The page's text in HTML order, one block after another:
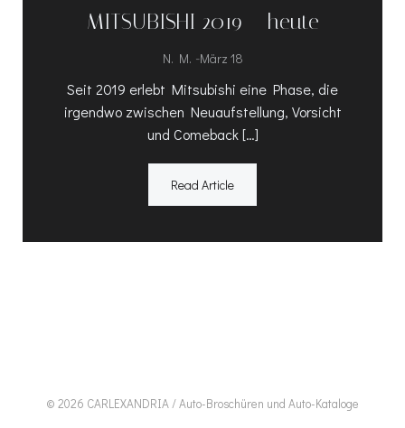
MITSUBISHI 2019 – heute
N. M. -März 18
Seit 2019 erlebt Mitsubishi eine Phase, die
irgendwo zwischen Neuaufstellung, Vorsicht
und Comeback […]
Read Article
© 2026 CARLEXANDRIA / Auto-Broschüren und Auto-Kataloge